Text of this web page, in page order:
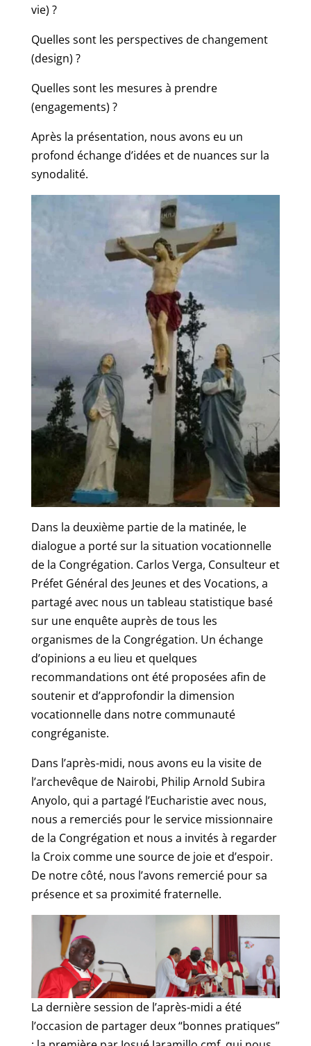
vie) ?
Quelles sont les perspectives de changement
(design) ?
Quelles sont les mesures à prendre
(engagements) ?
Après la présentation, nous avons eu un
profond échange d’idées et de nuances sur la
synodalité.
Dans la deuxième partie de la matinée, le
dialogue a porté sur la situation vocationnelle
de la Congrégation. Carlos Verga, Consulteur et
Préfet Général des Jeunes et des Vocations, a
partagé avec nous un tableau statistique basé
sur une enquête auprès de tous les
organismes de la Congrégation. Un échange
d’opinions a eu lieu et quelques
recommandations ont été proposées afin de
soutenir et d’approfondir la dimension
vocationnelle dans notre communauté
congréganiste.
Dans l’après-midi, nous avons eu la visite de
l’archevêque de Nairobi, Philip Arnold Subira
Anyolo, qui a partagé l’Eucharistie avec nous,
nous a remerciés pour le service missionnaire
de la Congrégation et nous a invités à regarder
la Croix comme une source de joie et d’espoir.
De notre côté, nous l’avons remercié pour sa
présence et sa proximité fraternelle.
La dernière session de l’après-midi a été
l’occasion de partager deux “bonnes pratiques”